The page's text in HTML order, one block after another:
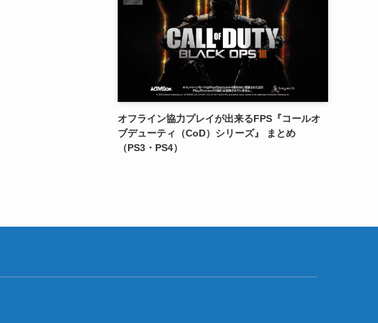
オフライン協力プレイが出来るFPS『コールオ
ブデューティ（CoD）シリーズ』 まとめ
（PS3・PS4）